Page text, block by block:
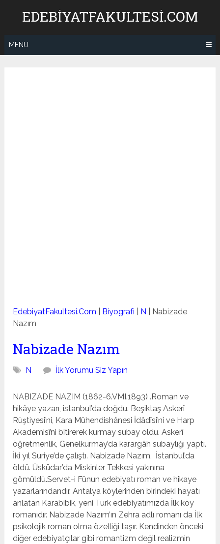
EDEBIYATFAKULTESI.COM
MENU
EdebiyatFakultesi.Com Biyografi N
Nabizade
Nazım
Nabizade Nazım
N İlk Yorumu Siz Yapın
NABIZADE NAZIM (1862-6.VMI.1893) .Roman ve
hikâye yazarı, istanbul’da doğdu. Beşiktaş As­kerî
Rüştiyesi’ni, Kara Mühendishânesi İdâdîsi’ni ve Harp
Akademisî’ni bitirerek kurmay subay oldu. Askerî
öğret­menlik, Genelkurmay’da karargâh subaylığı yaptı.
İki yıl Su­riye’de çalıştı. Nabizade Nazım, İstanbul’da
öldü. Üsküdar’da Miskinler Tek­kesi yakınına
gömüldü.Servet-i Fünun edebiyatı roman ve hikaye
yazarlarındandır. Antalya köylerinden birindeki hayatı
anlatan Karabibik, ye­ni Türk edebiyatımızda İlk köy
romanıdır. Nabizade Nazım’ın Zehra adlı romanı da İlk
psikolojik roman olma özelliği taşır. Kendinden önceki
diğer edebiyatçılar gibi romantizm değil realizmin